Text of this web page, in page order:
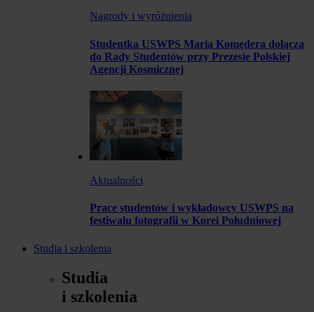
Nagrody i wyróżnienia
Studentka USWPS Maria Komędera dołącza
do Rady Studentów przy Prezesie Polskiej
Agencji Kosmicznej
Aktualności
Prace studentów i wykładowcy USWPS na
festiwalu fotografii w Korei Południowej
Studia i szkolenia
Studia
i szkolenia